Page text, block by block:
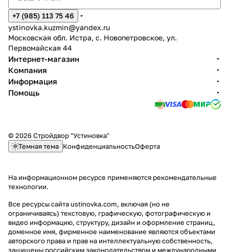
+7 (985) 113 75 46
ystinovka.kuzmin@yandex.ru
Московская обл. Истра, с. Новопетровское, ул.
Первомайская 44
Интернет-магазин
Компания
Информация
Помощь
© 2026 Стройдвор "Устиновка"
Темная тема КонфиденциальностьОферта
На информационном ресурсе применяются рекомендательные
технологии.
Все ресурсы сайта ustinovka.com, включая (но не
ограничиваясь) текстовую, графическую, фотографическую и
видео информацию, структуру, дизайн и оформление страниц,
доменное имя, фирменное наименование являются объектами
авторского права и прав на интеллектуальную собственность,
защищены российским законодательством и международными